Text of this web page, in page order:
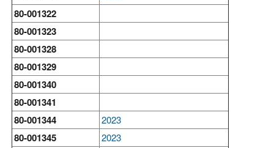
80-001322
80-001323
80-001328
80-001329
80-001340
80-001341
80-001344
2023
80-001345 2023